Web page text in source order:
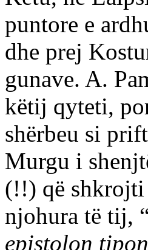
puntore e
dhe prej
gunave. A.
këtij qyteti,
shërbeu si
Murgu i
(!!) që shkrojti
njohura të tij,
epistolon tipon